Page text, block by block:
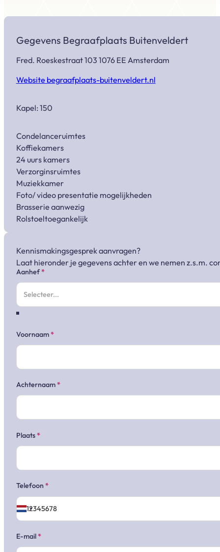
Gegevens Begraafplaats Buitenveldert
Fred. Roeskestraat 103 1076 EE Amsterdam
Website begraafplaats-buitenveldert.nl
Kapel: 150
Condelanceruimtes
Koffiekamers
24 uurs kamers
Verzorginsruimtes
Muziekkamer
Foto/ video presentatie mogelijkheden
Brasserie aanwezig
Rolstoeltoegankelijk
Kennismakingsgesprek aanvragen?
Laat hieronder je gegevens achter en we nemen z.s.m.
Sectie
Aanhef*
Voornaam*
Achternaam*
Plaats*
Telefoon *
E-mail*